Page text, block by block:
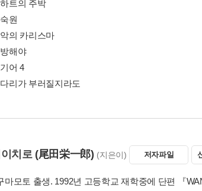
트의 주박
원
의 카리스마
해야
어 4
리가 부러질지라도
치로 (尾田栄一郎) (지은이) 저자파일
마모토 출생. 1992년 고등학교 재학중에 단편 『